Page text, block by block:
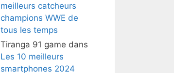
meilleurs catcheurs
champions WWE de
tous les temps
Tiranga 91 game dans
Les 10 meilleurs
smartphones 2024